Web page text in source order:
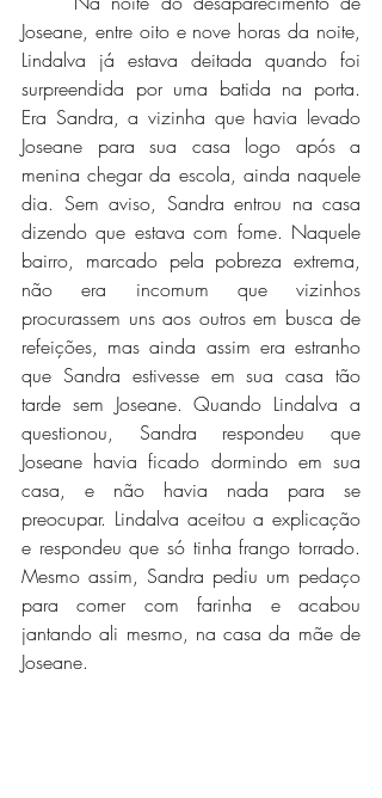
Joseane, entre oito e nove horas da noite,
Lindalva já estava deitada quando foi
surpreendida por uma batida na porta.
Era Sandra, a vizinha que havia levado
Joseane para sua casa logo após a
menina chegar da escola, ainda naquele
dia. Sem aviso, Sandra entrou na casa
dizendo que estava com fome. Naquele
bairro, marcado pela pobreza extrema,
não era incomum que vizinhos
procurassem uns aos outros em busca de
refeições, mas ainda assim era estranho
que Sandra estivesse em sua casa tão
tarde sem Joseane. Quando Lindalva a
questionou, Sandra respondeu que
Joseane havia ficado dormindo em sua
casa, e não havia nada para se
preocupar. Lindalva aceitou a explicação
e respondeu que só tinha frango torrado.
Mesmo assim, Sandra pediu um pedaço
para comer com farinha e acabou
jantando ali mesmo, na casa da mãe de
Joseane.